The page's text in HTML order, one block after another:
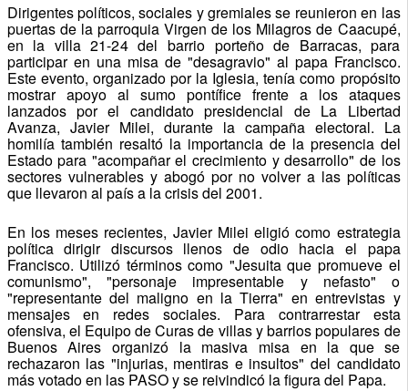
Dirigentes políticos, sociales y gremiales se reunieron en las
puertas de la parroquia Virgen de los Milagros de Caacupé,
en la villa 21-24 del barrio porteño de Barracas, para
participar en una misa de "desagravio" al papa Francisco.
Este evento, organizado por la Iglesia, tenía como propósito
mostrar apoyo al sumo pontífice frente a los ataques
lanzados por el candidato presidencial de La Libertad
Avanza, Javier Milei, durante la campaña electoral. La
homilía también resaltó la importancia de la presencia del
Estado para "acompañar el crecimiento y desarrollo" de los
sectores vulnerables y abogó por no volver a las políticas
que llevaron al país a la crisis del 2001.
En los meses recientes, Javier Milei eligió como estrategia
política dirigir discursos llenos de odio hacia el papa
Francisco. Utilizó términos como "Jesuita que promueve el
comunismo", "personaje impresentable y nefasto" o
"representante del maligno en la Tierra" en entrevistas y
mensajes en redes sociales. Para contrarrestar esta
ofensiva, el Equipo de Curas de villas y barrios populares de
Buenos Aires organizó la masiva misa en la que se
rechazaron las "injurias, mentiras e insultos" del candidato
más votado en las PASO y se reivindicó la figura del Papa.